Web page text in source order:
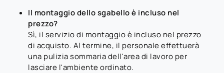
Il montaggio dello sgabello è incluso nel
prezzo?
Sì, il servizio di montaggio è incluso nel prezzo
di acquisto. Al termine, il personale effettuerà
una pulizia sommaria dell'area di lavoro per
lasciare l'ambiente ordinato.